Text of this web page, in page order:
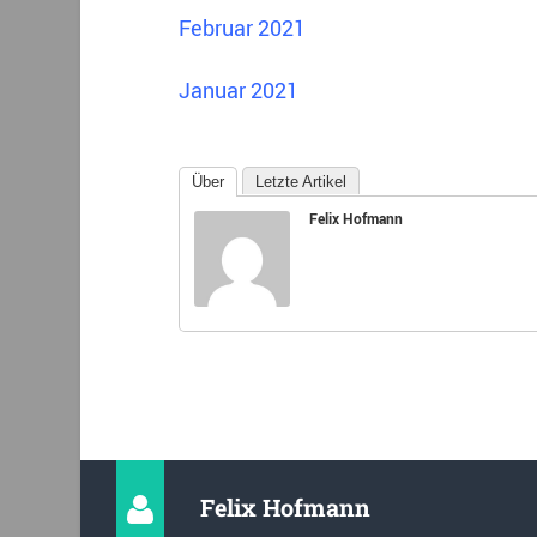
Februar 2021
Januar 2021
Über Letzte Artikel
Felix Hofmann
Felix Hofmann